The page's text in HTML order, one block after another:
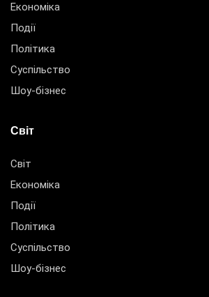
Економіка
Події
Політика
Суспільство
Шоу-бізнес
Світ
Світ
Економіка
Події
Політика
Суспільство
Шоу-бізнес